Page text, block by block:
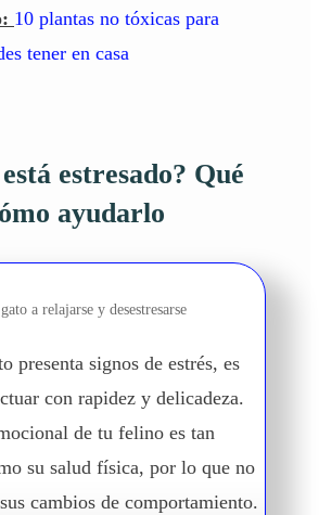
10 plantas no tóxicas para
tener en casa
estresado? Qué
ayudarlo
a relajarse y desestresarse
presenta signos de estrés, es
con rapidez y delicadeza.
de tu felino es tan
su salud física, por lo que no
cambios de comportamiento.